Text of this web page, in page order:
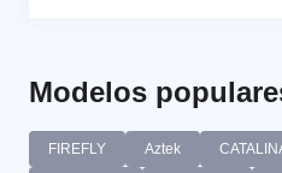
Modelos
FIREFLY Aztek